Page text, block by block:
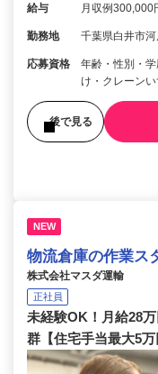
給与 月収例300,000
勤務地 千葉県白井市
応募資格
年齢・性別・
け・クレーン
後で見る
NEW
物流倉庫の作業ス
株式会社マスダ運輸
正社員
未経験OK！月給28
群【住宅手当最大5